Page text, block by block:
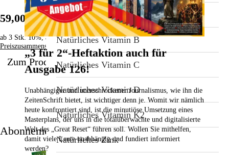
Zum Produkt
59,00 €
ab 3 Stk. 10%, ab 5 Stk. 15%
Preiszusammensetzung
Abonnement
„3 für 2“-Heftaktion auch für
Ausgabe 126!
Unabhängiger und unerschrockener Journalismus, wie ihn die
ZeitenSchrift bietet, ist wichtiger denn je. Womit wir nämlich
heute konfrontiert sind, ist die minutiöse Umsetzung eines
Masterplans, der uns in die totalüberwachte und digitalisierte
Welt des „Great Reset“ führen soll. Wollen Sie mithelfen,
damit viele Leute unabhängig und fundiert informiert
werden?
Natürliches Magnesiumchlorid
Natürliches Vitamin B
Natürliches Vitamin C
Natürliches Vitamin D
Natürliches Vitamin K2
Natürliches Zink